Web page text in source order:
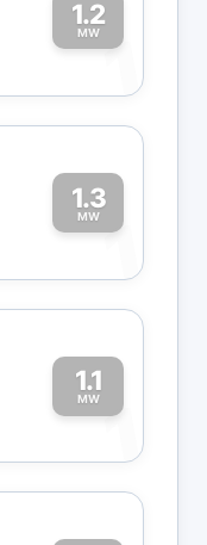
1.2
MW1
1.3
MW1
1.1
MW1